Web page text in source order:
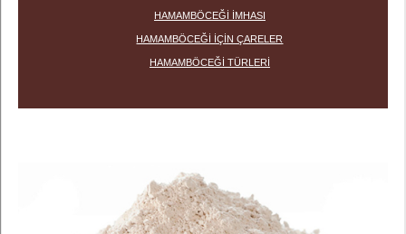
HAMAMBÖCEĞI IMHASI
HAMAMBÖCEĞI IÇIN ÇARELER
HAMAMBÖCEĞI TÜRLERI